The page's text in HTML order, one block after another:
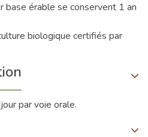
base érable se conservent 1 an
biologique certifiés par
par voie orale.